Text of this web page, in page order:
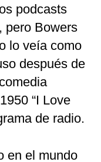
podcasts
pero Bowers
lo veía como
después de
“I Love
de radio.
en el mundo